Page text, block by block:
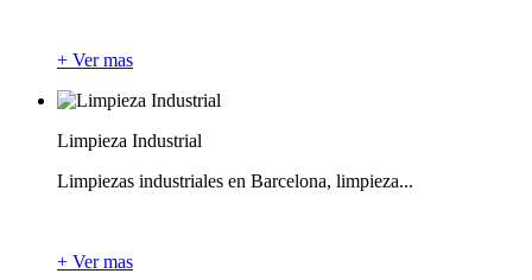
+ Ver mas
Limpieza Industrial
Limpiezas industriales en Barcelona, limpieza...
+ Ver mas